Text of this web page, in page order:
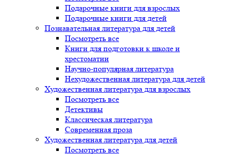
Подарочные книги для взрослых
Подарочные книги для детей
Познавательная литература для детей
Посмотреть все
Книги для подготовки к школе и
хрестоматии
Научно-популярная литература
Нехудожественная литература для детей
Художественная литература для взрослых
Посмотреть все
Детективы
Классическая литература
Современная проза
Художественная литература для детей
Посмотреть все